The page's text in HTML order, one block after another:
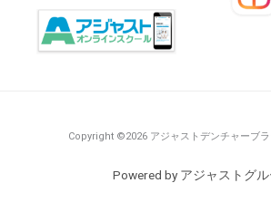
Copyright ©2026 アジャストデンチャーブ
Powered by アジャストグ